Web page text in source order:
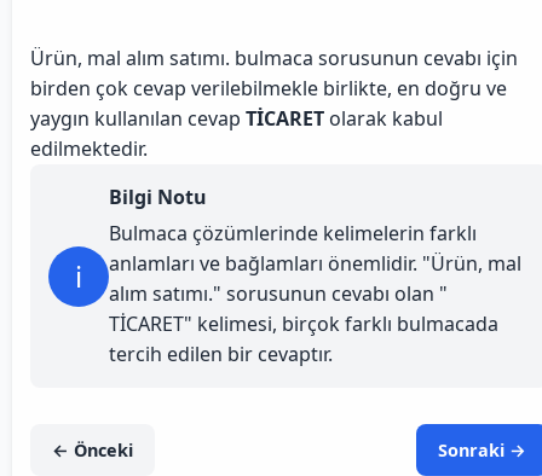
Ürün, mal alım satımı. bulmaca sorusunun cevabı için
birden çok cevap verilebilmekle birlikte, en doğru ve
yaygın kullanılan cevap TİCARET olarak kabul
edilmektedir.
i
Bilgi Notu
Bulmaca çözümlerinde kelimelerin farklı
anlamları ve bağlamları önemlidir. "Ürün, mal
alım satımı." sorusunun cevabı olan "
TİCARET" kelimesi, birçok farklı bulmacada
tercih edilen bir cevaptır.
← Önceki Sonraki →